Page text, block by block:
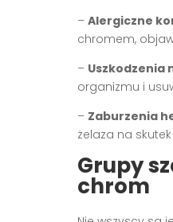
– Alergiczne
chromem,
– Uszkodzenia
organizmu i
– Zaburzenia
żelaza na
Grupy
chrom